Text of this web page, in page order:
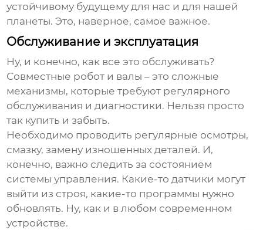
устойчивому будущему для нас и для нашей
планеты. Это, наверное, самое важное.
Обслуживание и эксплуатация
Ну, и конечно, как все это обслуживать?
Совместные робот и валы – это сложные
механизмы, которые требуют регулярного
обслуживания и диагностики. Нельзя просто
так купить и забыть.
Необходимо проводить регулярные осмотры,
смазку, замену изношенных деталей. И,
конечно, важно следить за состоянием
системы управления. Какие-то датчики могут
выйти из строя, какие-то программы нужно
обновлять. Ну, как и в любом современном
устройстве.